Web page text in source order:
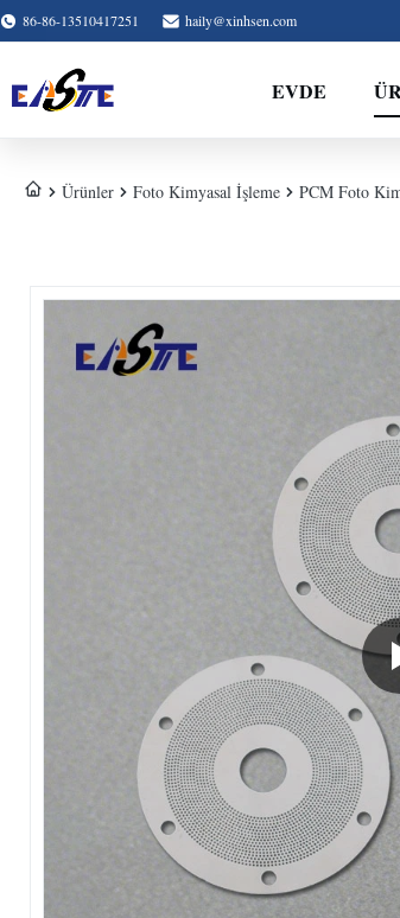
86-86-13510417251 haily@xinhsen.com
EVDE
Ürünler Foto Kimyasal İşleme PCM Foto